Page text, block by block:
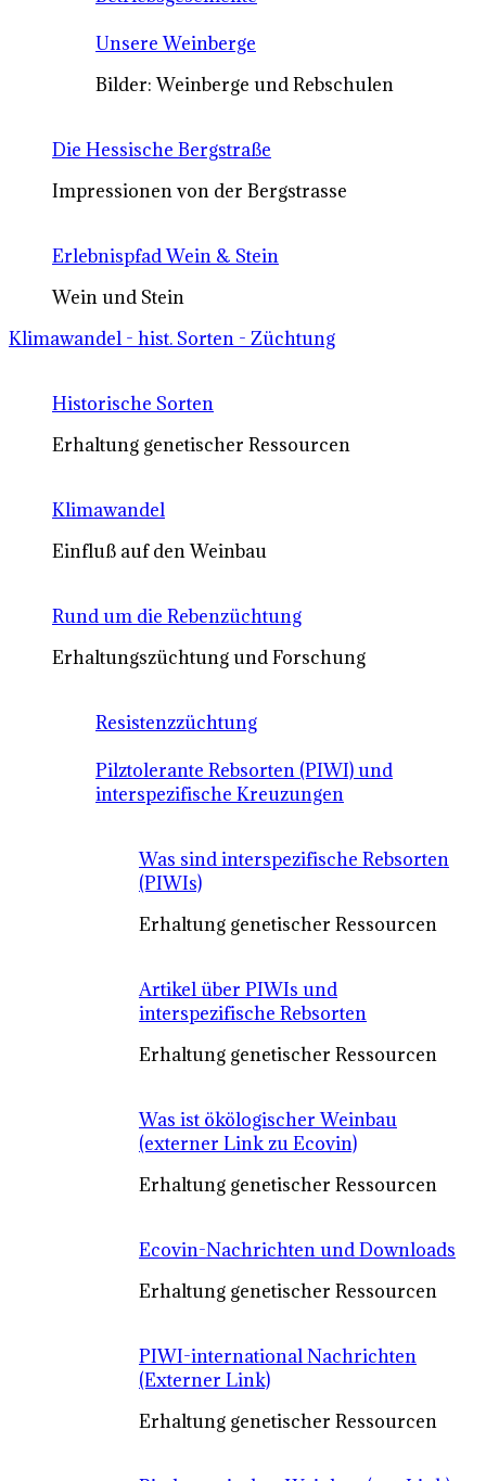
Unsere Weinberge
Bilder: Weinberge und Rebschulen
Die Hessische Bergstraße
Impressionen von der Bergstrasse
Erlebnispfad Wein & Stein
Wein und Stein
Klimawandel - hist. Sorten - Züchtung
Historische Sorten
Erhaltung genetischer Ressourcen
Klimawandel
Einfluß auf den Weinbau
Rund um die Rebenzüchtung
Erhaltungszüchtung und Forschung
Resistenzzüchtung
Pilztolerante Rebsorten (PIWI) und
interspezifische Kreuzungen
Was sind interspezifische Rebsorten
(PIWIs)
Erhaltung genetischer Ressourcen
Artikel über PIWIs und
interspezifische Rebsorten
Erhaltung genetischer Ressourcen
Was ist ökölogischer Weinbau
(externer Link zu Ecovin)
Erhaltung genetischer Ressourcen
Ecovin-Nachrichten und Downloads
Erhaltung genetischer Ressourcen
PIWI-international Nachrichten
(Externer Link)
Erhaltung genetischer Ressourcen